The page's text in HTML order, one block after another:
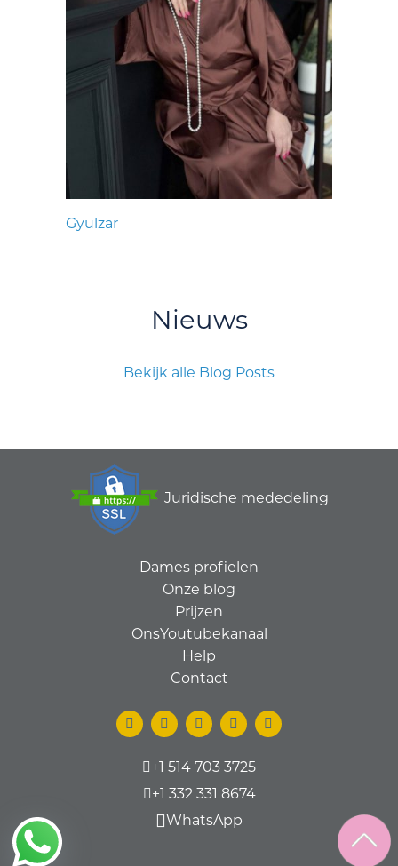
Gyulzar
Nieuws
Bekijk alle Blog Posts
Juridische mededeling
Dames profielen
Onze blog
Prijzen
OnsYoutubekanaal
Help
Contact
+1 514 703 3725
+1 332 331 8674
WhatsApp